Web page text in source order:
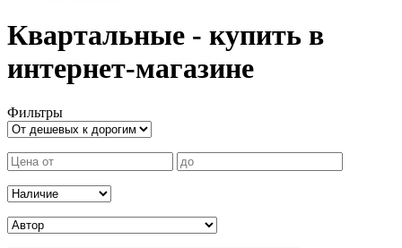
Квартальные - купить в
интернет-магазине
Фильтры